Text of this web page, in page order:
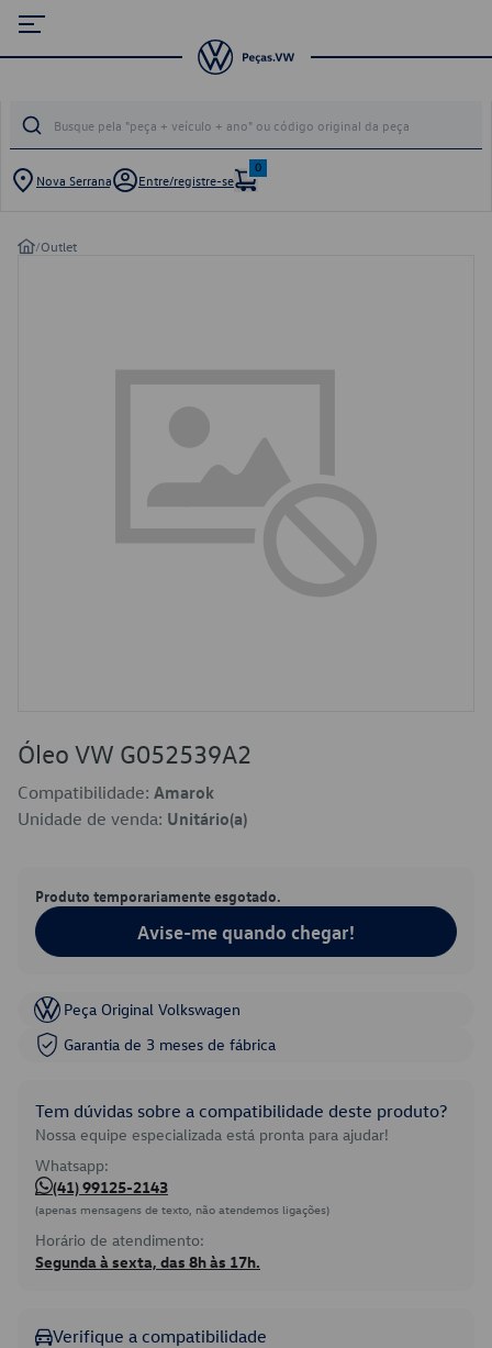
Nova Serrana Entre/registre-se
0
/Outlet
Óleo VW G052539A2
Compatibilidade: Amarok
Unidade de venda: Unitário(a)
Produto temporariamente esgotado.
Avise-me quando chegar!
Peça Original Volkswagen
Garantia de 3 meses de fábrica
Tem dúvidas sobre a compatibilidade deste produto?
Nossa equipe especializada está pronta para ajudar!
Whatsapp:
(41) 99125-2143
(apenas mensagens de texto, não atendemos ligações)
Horário de atendimento:
Segunda à sexta, das 8h às 17h.
Verifique a compatibilidade